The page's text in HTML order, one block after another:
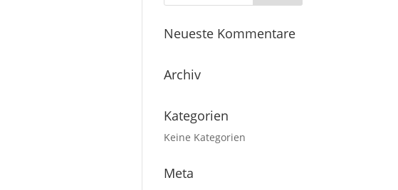
Neueste Kommentare
Archiv
Kategorien
Keine Kategorien
Meta